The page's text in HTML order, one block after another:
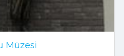
Müzesi